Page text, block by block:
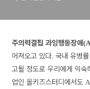
주의력결핍 과잉행동장애
어져오고 있다. 국내 유병
고될 정도로 우리에게 익숙
업인 올키즈스터디에서도